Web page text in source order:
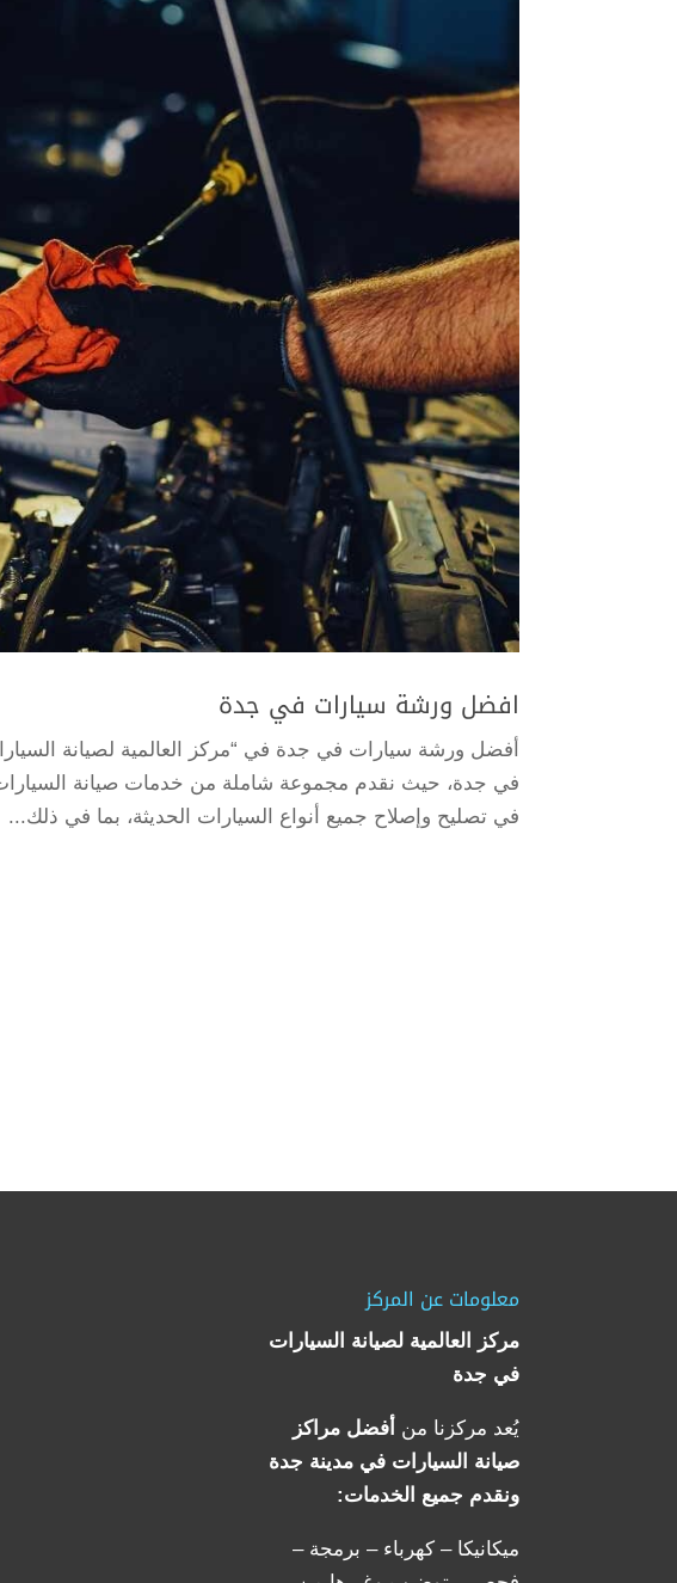
افضل ورشة سيارات في جدة
أفضل ورشة سيارات في جدة في “مركز العالمية لصيانة
في جدة، حيث نقدم مجموعة شاملة من خدمات صيانة
في تصليح وإصلاح جميع أنواع السيارات الحديثة، بما في ذلك...
معلومات عن المركز
مركز العالمية لصيانة السيارات
في جدة
يُعد مركزنا من أفضل مراكز
صيانة السيارات في مدينة جدة
ونقدم جميع الخدمات:
ميكانيكا – كهرباء – برمجة –